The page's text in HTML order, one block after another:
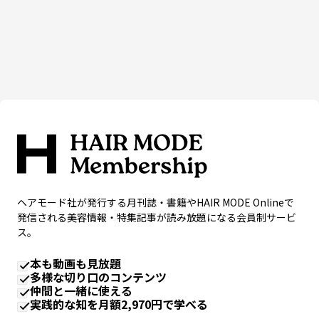
ヘアモード社が発行する月刊誌・書籍やHAIR MODE Onlineで
発信される美容情報・特集記事が読み放題になる会員制サービ
ス。
本も動画も見放題
多様な切り口のコンテンツ
仲間と一緒に使える
実践的な知を月額2,970円で学べる